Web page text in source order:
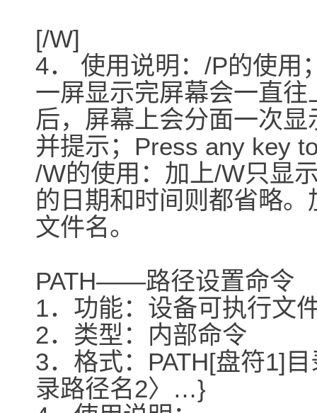
[/W]
4． 使用说明：/P的使用
一屏显示完屏幕会一直
后，屏幕上会分面一次
并提示；Press any key
/W的使用：加上/W只显
的日期和时间则都省略
文件名。
PATH――路径设置命令
1．功能：设备可执行文
2．类型：内部命令
3．格式：PATH[盘符1]
录路径名2〉…}